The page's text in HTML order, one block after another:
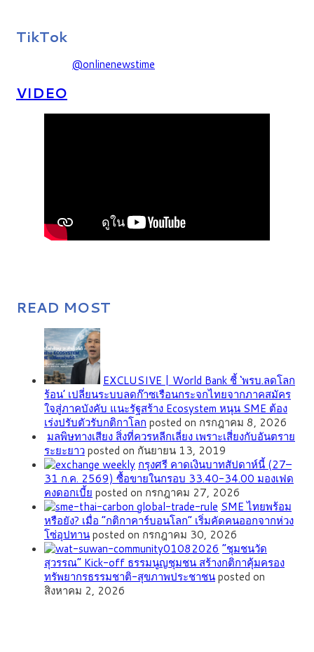
TikTok
@onlinenewstime
VIDEO
READ MOST
EXCLUSIVE | World Bank ชี้ ‘พรบ.ลดโลก
ร้อน’ เปลี่ยนระบบลดก๊าซเรือนกระจกไทยจากภาคสมัคร
ใจสู่ภาคบังคับ แนะรัฐสร้าง Ecosystem หนุน SME ต้อง
เร่งปรับตัวรับกติกาโลก posted on กรกฎาคม 8, 2026
มลพิษทางเสียง สิ่งที่ควรหลีกเลี่ยง เพราะเสี่ยงกับอันตราย
ระยะยาวposted on กันยายน 13, 2019
กรุงศรี คาดเงินบาทสัปดาห์นี้ (27–
31 ก.ค. 2569) ซื้อขายในกรอบ 33.40-34.00 มองเฟด
คงดอกเบี้ย posted on กรกฎาคม 27, 2026
SME ไทยพร้อม
หรือยัง? เมื่อ “กติกาคาร์บอนโลก” เริ่มคัดคนออกจากห่วง
โซ่อุปทานposted on กรกฎาคม 30, 2026
”ชุมชนวัด
สุวรรณ” Kick-off ธรรมนูญชุมชน สร้างกติกาคุ้มครอง
ทรัพยากรธรรมชาติ-สุขภาพประชาชนposted on
สิงหาคม 2, 2026